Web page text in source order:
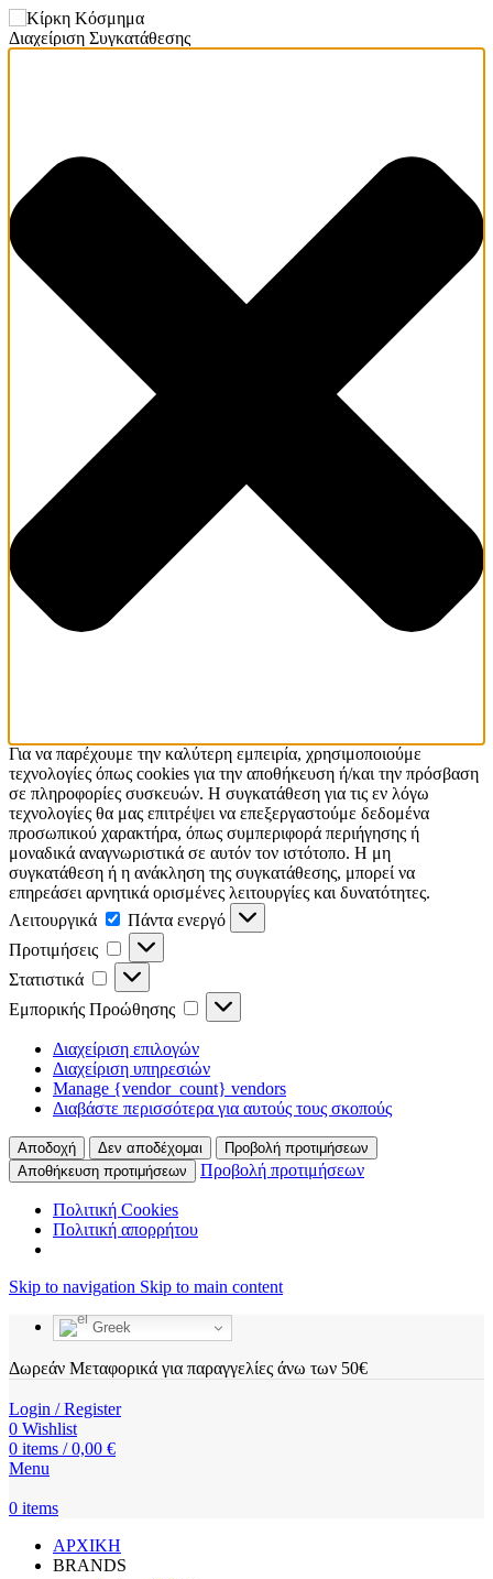
Διαχείριση Συγκατάθεσης
Για να παρέχουμε την καλύτερη εμπειρία, χρησιμοποιούμε
τεχνολογίες όπως cookies για την αποθήκευση ή/και την πρόσβαση
σε πληροφορίες συσκευών. Η συγκατάθεση για τις εν λόγω
τεχνολογίες θα μας επιτρέψει να επεξεργαστούμε δεδομένα
προσωπικού χαρακτήρα, όπως συμπεριφορά περιήγησης ή
μοναδικά αναγνωριστικά σε αυτόν τον ιστότοπο. Η μη
συγκατάθεση ή η ανάκληση της συγκατάθεσης, μπορεί να
επηρεάσει αρνητικά ορισμένες λειτουργίες και δυνατότητες.
Λειτουργικά
Πάντα ενεργό
Προτιμήσεις
Στατιστικά
Εμπορικής Προώθησης
Διαχείριση επιλογών
Διαχείριση υπηρεσιών
Manage {vendor_count} vendors
Διαβάστε περισσότερα για αυτούς τους σκοπούς
Αποδοχή Δεν αποδέχομαι
Προβολή προτιμήσεων
Αποθήκευση προτιμήσεων
Προβολή προτιμήσεων
Πολιτική Cookies
Πολιτική απορρήτου
Skip to navigation Skip to main content
Greek
Δωρεάν Μεταφορικά για παραγγελίες άνω των 50€
Login / Register
0 Wishlist
0 items / 0,00 €
Menu
0 items
ΑΡΧΙΚΗ
BRANDS